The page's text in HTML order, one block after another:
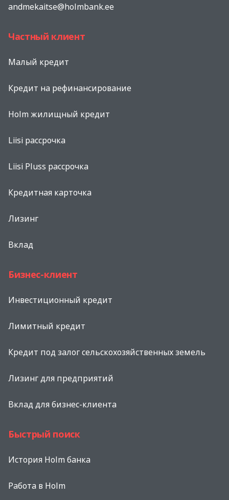
andmekaitse@holmbank.ee
Частный клиент
Малый кредит
Кредит на рефинансированиe
Holm жилищный кредит
Liisi рассрочка
Liisi Pluss рассрочка
Кредитная карточка
Лизинг
Вклад
Бизнес-клиент
Инвестиционный кредит
Лимитный кредит
Кредит под залог сельскохозяйственных земель
Лизинг для предприятий
Вклад для бизнес-клиента
Быстрый поиск
История Holm банка
Работа в Holm